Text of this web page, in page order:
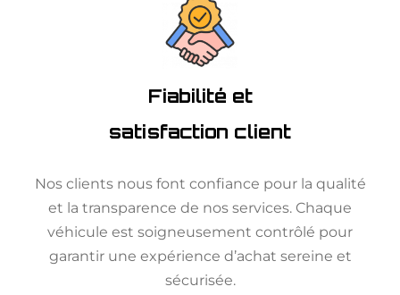
Fiabilité et
satisfaction client
Nos clients nous font confiance pour la qualité
et la transparence de nos services. Chaque
véhicule est soigneusement contrôlé pour
garantir une expérience d’achat sereine et
sécurisée.